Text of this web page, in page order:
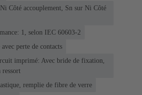
Côté accouplement, Sn sur Ni Côté
1, selon IEC 60603-2
perte de contacts
imprimé: Avec bride de fixation,
ressort
remplie de fibre de verre